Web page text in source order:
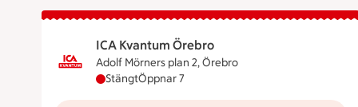
ICA Kvantum Örebro
Adolf Mörners plan 2, Örebro
ICA Kvantum Örebro har stängt, öppnar
StängtÖppnar 7